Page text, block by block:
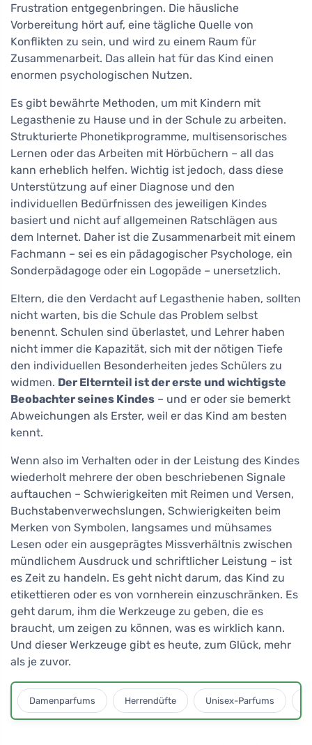
Frustration entgegenbringen. Die häusliche
Vorbereitung hört auf, eine tägliche Quelle von
Konflikten zu sein, und wird zu einem Raum für
Zusammenarbeit. Das allein hat für das Kind einen
enormen psychologischen Nutzen.
Es gibt bewährte Methoden, um mit Kindern mit
Legasthenie zu Hause und in der Schule zu arbeiten.
Strukturierte Phonetikprogramme, multisensorisches
Lernen oder das Arbeiten mit Hörbüchern – all das
kann erheblich helfen. Wichtig ist jedoch, dass diese
Unterstützung auf einer Diagnose und den
individuellen Bedürfnissen des jeweiligen Kindes
basiert und nicht auf allgemeinen Ratschlägen aus
dem Internet. Daher ist die Zusammenarbeit mit einem
Fachmann – sei es ein pädagogischer Psychologe, ein
Sonderpädagoge oder ein Logopäde – unersetzlich.
Eltern, die den Verdacht auf Legasthenie haben, sollten
nicht warten, bis die Schule das Problem selbst
benennt. Schulen sind überlastet, und Lehrer haben
nicht immer die Kapazität, sich mit der nötigen Tiefe
den individuellen Besonderheiten jedes Schülers zu
widmen. Der Elternteil ist der erste und wichtigste
Beobachter seines Kindes – und er oder sie bemerkt
Abweichungen als Erster, weil er das Kind am besten
kennt.
Wenn also im Verhalten oder in der Leistung des Kindes
wiederholt mehrere der oben beschriebenen Signale
auftauchen – Schwierigkeiten mit Reimen und Versen,
Buchstabenverwechslungen, Schwierigkeiten beim
Merken von Symbolen, langsames und mühsames
Lesen oder ein ausgeprägtes Missverhältnis zwischen
mündlichem Ausdruck und schriftlicher Leistung – ist
es Zeit zu handeln. Es geht nicht darum, das Kind zu
etikettieren oder es von vornherein einzuschränken. Es
geht darum, ihm die Werkzeuge zu geben, die es
braucht, um zeigen zu können, was es wirklich kann.
Und dieser Werkzeuge gibt es heute, zum Glück, mehr
als je zuvor.
Damenparfums Herrendüfte Unisex-Parfums